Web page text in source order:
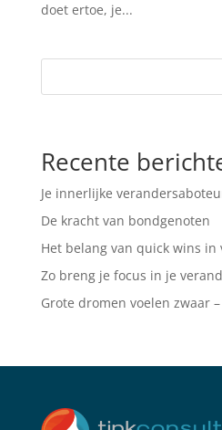
doet ertoe, je...
Recente
Je innerlijke
De kracht van bondgenoten
Het belang van quick wins
Zo breng je focus in je
Grote dromen voelen zwaar